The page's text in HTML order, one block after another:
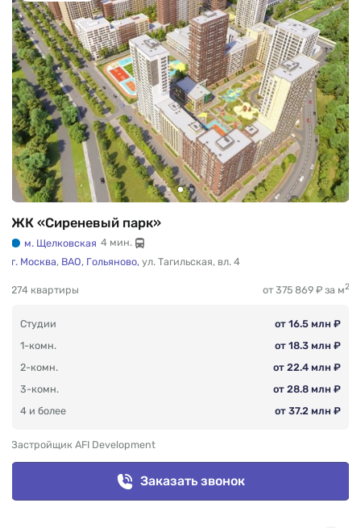
ЖК «Сиреневый парк»
м. Щелковская 4 мин.
г. Москва, ВАО, Гольяново, ул. Тагильская, вл. 4
274 квартиры от 375 869 ₽ за м2
Студии
от 16.5 млн ₽
1-комн.
от 18.3 млн ₽
2-комн.
от 22.4 млн ₽
3-комн.
от 28.8 млн ₽
4 и более
от 37.2 млн ₽
Застройщик AFI Development
Заказать звонок